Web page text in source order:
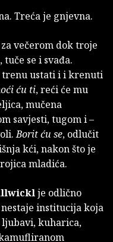
Treća je gnjevna.
večerom dok troje
se i svađa.
trenu ustati i i krenuti
ću ti, reći će mu
mučena
savjesti, tugom i –
Borit ću se, odlučit
kći, nakon što je
mladića.
je odlično
institucija koja
ljubavi, kuharica,